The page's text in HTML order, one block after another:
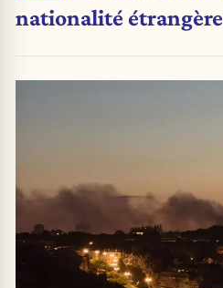
nationalité étrangère